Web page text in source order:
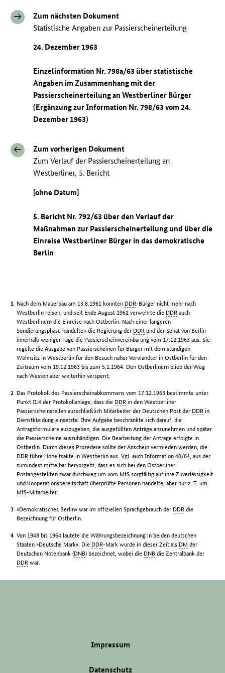
Zum nächsten Dokument
Statistische Angaben zur Passierscheinerteilung
24. Dezember 1963
Einzelinformation Nr. 798a/63 über statistische
Angaben im Zusammenhang mit der
Passierscheinerteilung an Westberliner Bürger
(Ergänzung zur Information Nr. 798/63 vom 24.
Dezember 1963)
Zum vorherigen Dokument
Zum Verlauf der Passierscheinerteilung an
Westberliner, 5. Bericht
[ohne Datum]
5. Bericht Nr. 792/63 über den Verlauf der
Maßnahmen zur Passierscheinerteilung und über die
Einreise Westberliner Bürger in das demokratische
Berlin
Nach dem Mauerbau am 13.8.1961 konnten DDR-Bürger nicht mehr nach
Westberlin reisen, und seit Ende August 1961 verwehrte die DDR auch
Westberlinern die Einreise nach Ostberlin. Nach einer längeren
Sondierungsphase handelten die Regierung der DDR und der Senat von Berlin
innerhalb weniger Tage die Passierscheinvereinbarung vom 17.12.1963 aus. Sie
regelte die Ausgabe von Passierscheinen für Bürger mit dem ständigen
Wohnsitz in Westberlin für den Besuch naher Verwandter in Ostberlin für den
Zeitraum vom 19.12.1963 bis zum 5.1.1964. Den Ostberlinern blieb der Weg
nach Westen aber weiterhin versperrt.
Das Protokoll des Passierscheinabkommens vom 17.12.1963 bestimmte unter
Punkt II.4 der Protokollanlage, dass die DDR in den Westberliner
Passierscheinstellen ausschließlich Mitarbeiter der Deutschen Post der DDR in
Dienstkleidung einsetzte. Ihre Aufgabe beschränkte sich darauf, die
Antragsformulare auszugeben, die ausgefüllten Anträge anzunehmen und später
die Passierscheine auszuhändigen. Die Bearbeitung der Anträge erfolgte in
Ostberlin. Durch dieses Prozedere sollte der Anschein vermieden werden, die
DDR führe Hoheitsakte in Westberlin aus. Vgl. auch Information 40/64, aus der
zumindest mittelbar hervorgeht, dass es sich bei den Ostberliner
Postangestellten zwar durchweg um vom MfS sorgfältig auf ihre Zuverlässigkeit
und Kooperationsbereitschaft überprüfte Personen handelte, aber nur z. T. um
MfS-Mitarbeiter.
»Demokratisches Berlin« war im offiziellen Sprachgebrauch der DDR die
Bezeichnung für Ostberlin.
Von 1948 bis 1964 lautete die Währungsbezeichnung in beiden deutschen
Staaten »Deutsche Mark«. Die DDR-Mark wurde in dieser Zeit als DM der
Deutschen Notenbank (DNB) bezeichnet, wobei die DNB die Zentralbank der
DDR war.
Impressum
Datenschutz